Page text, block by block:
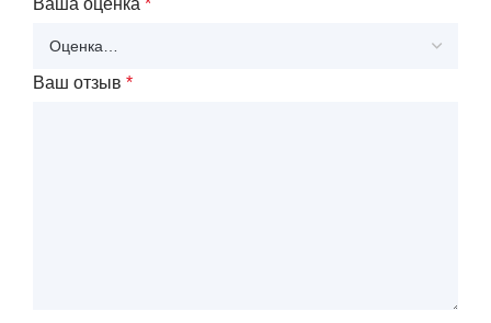
Ваша оценка *
Ваш отзыв *